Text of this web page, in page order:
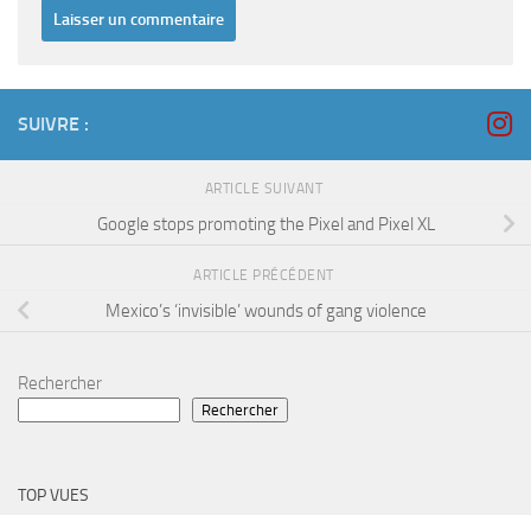
SUIVRE :
ARTICLE SUIVANT
Google stops promoting the Pixel and Pixel XL
ARTICLE PRÉCÉDENT
Mexico’s ‘invisible’ wounds of gang violence
Rechercher
Rechercher
TOP VUES